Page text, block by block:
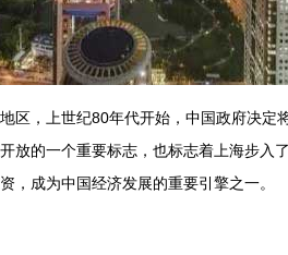
区，上世纪80年代开始，中国政府决定
放的一个重要标志，也标志着上海步入
，成为中国经济发展的重要引擎之一。